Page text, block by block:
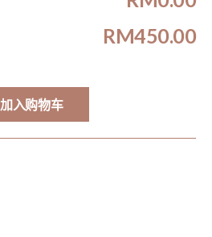
RM450.00
加入购物车